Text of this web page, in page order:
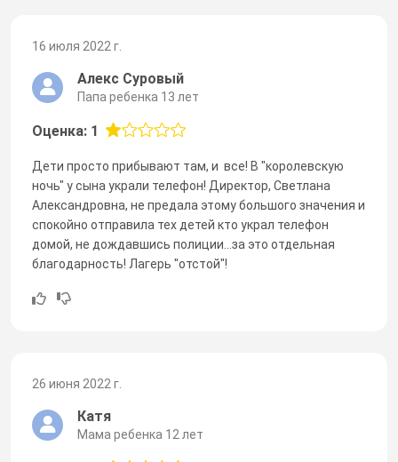
16 июля 2022 г.
Алекс Суровый
Папа ребенка 13 лет
Оценка: 1
Дети просто прибывают там, и все! В "королевскую
ночь" у сына украли телефон! Директор, Светлана
Александровна, не предала этому большого значения и
спокойно отправила тех детей кто украл телефон
домой, не дождавшись полиции...за это отдельная
благодарность! Лагерь "отстой"!
26 июня 2022 г.
Катя
Мама ребенка 12 лет